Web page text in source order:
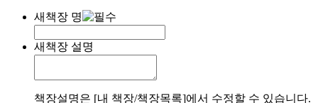
새책장 명
새책장 설명
책장설명은 [내 책장/책장목록]에서 수정할 수 있습니다.